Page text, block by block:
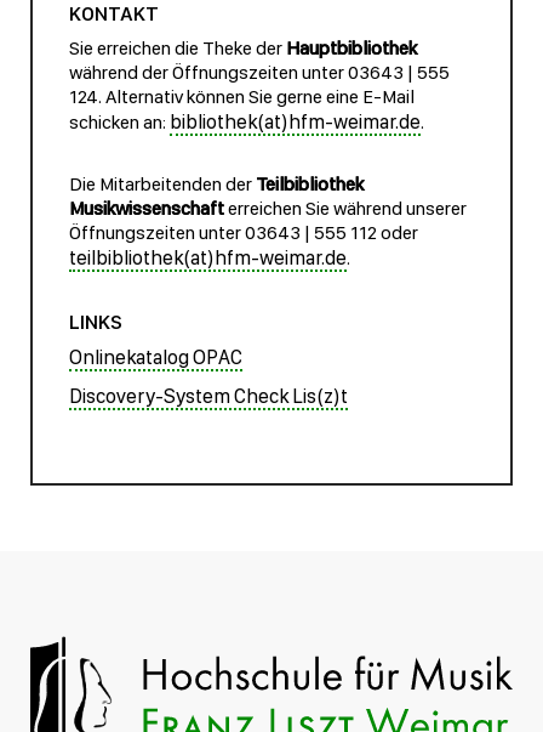
KONTAKT
Sie erreichen die Theke der Hauptbibliothek
während der Öffnungszeiten unter 03643 | 555
124. Alternativ können Sie gerne eine E-Mail
schicken an: bibliothek(at)hfm-weimar.de.
Die Mitarbeitenden der Teilbibliothek
Musikwissenschafterreichen Sie während unserer
Öffnungszeiten unter 03643 | 555 112 oder
teilbibliothek(at)hfm-weimar.de.
LINKS
Onlinekatalog OPAC
Discovery-System Check Lis(z)t